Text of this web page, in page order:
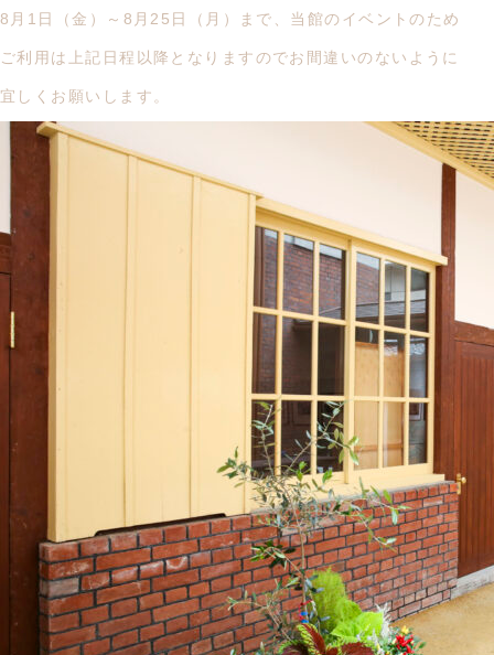
8月1日（金）～8月25日（月）まで、当館のイベントのため
ご利用は上記日程以降となりますのでお間違いのないように
宜しくお願いします。